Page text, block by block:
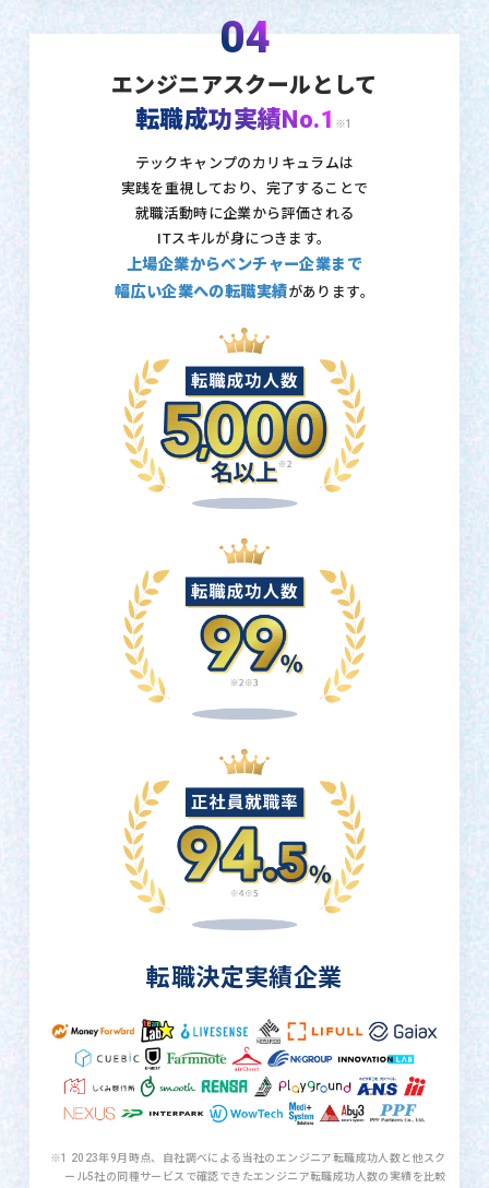
04
エンジニアスクールとして
転職成功実績No.1 ※1
テックキャンプのカリキュラムは
実践を重視しており、 完了することで
就職活動時に企業から評価される
ITスキルが身につきます。
上場企業からベンチャー企業まで
幅広い企業への転職実績があります。
転職決定実績企業
※1 2023年9月時点、自社調べによる当社のエンジニア転職成功人数と他スク
ール5社の同種サービスで確認できたエンジニア転職成功人数の実績を比較